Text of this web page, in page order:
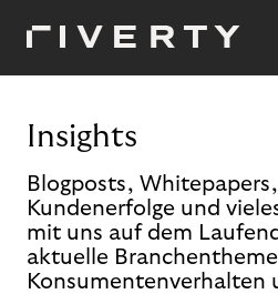
Insights
Blogposts,
Kundenerfolge und
mit uns auf dem
aktuelle
Konsumentenverhalten